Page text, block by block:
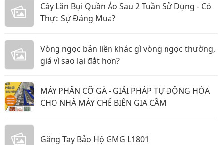
Cây Lăn Bụi Quần Áo Sau 2 Tuần Sử Dụng - Có
Thực Sự Đáng Mua?
Vòng ngọc bản liền khác gì vòng ngọc thường,
giá vì sao lại đắt hơn?
MÁY PHÂN CỠ GÀ - GIẢI PHÁP TỰ ĐỘNG HÓA
CHO NHÀ MÁY CHẾ BIẾN GIA CẦM
Găng Tay Bảo Hộ GMG L1801